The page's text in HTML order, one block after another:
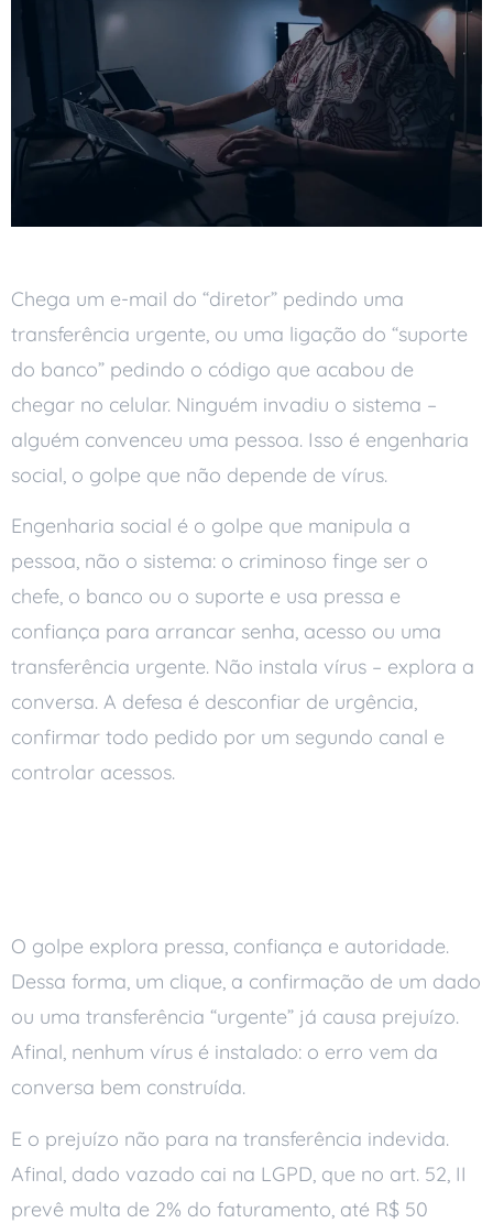
Chega um e-mail do “diretor” pedindo uma
transferência urgente, ou uma ligação do “suporte
do banco” pedindo o código que acabou de
chegar no celular. Ninguém invadiu o sistema –
alguém convenceu uma pessoa. Isso é engenharia
social, o golpe que não depende de vírus.
Engenharia social é o golpe que manipula a
pessoa, não o sistema: o criminoso finge ser o
chefe, o banco ou o suporte e usa pressa e
confiança para arrancar senha, acesso ou uma
transferência urgente. Não instala vírus – explora a
conversa. A defesa é desconfiar de urgência,
confirmar todo pedido por um segundo canal e
controlar acessos.
O golpe explora pressa, confiança e autoridade.
Dessa forma, um clique, a confirmação de um dado
ou uma transferência “urgente” já causa prejuízo.
Afinal, nenhum vírus é instalado: o erro vem da
conversa bem construída.
E o prejuízo não para na transferência indevida.
Afinal, dado vazado cai na LGPD, que no art. 52, II
prevê multa de 2% do faturamento, até R$ 50